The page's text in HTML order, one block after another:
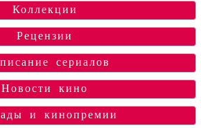
Коллекции
Рецензии
сериалов
Новости кино
и кинопремии